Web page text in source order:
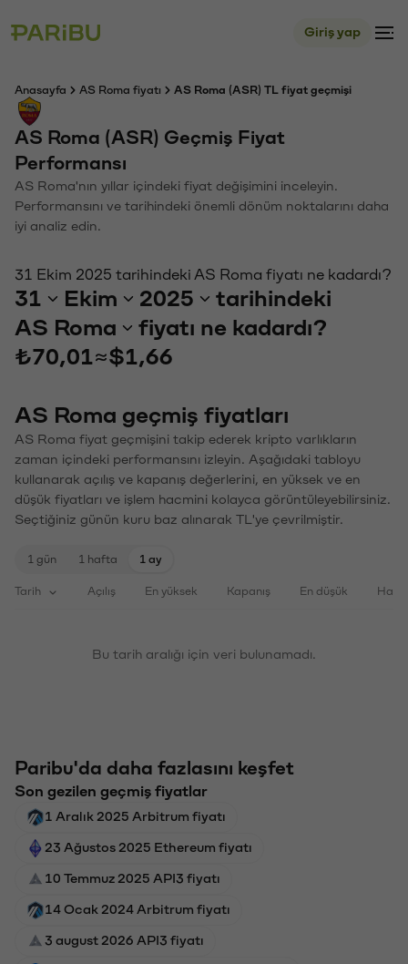
Giriş yap
Anasayfa AS Roma fiyatı AS Roma (ASR) TL fiyat geçmişi
AS Roma (ASR) Geçmiş Fiyat
Performansı
AS Roma'nın yıllar içindeki fiyat değişimini inceleyin.
Performansını ve tarihindeki önemli dönüm noktalarını daha
iyi analiz edin.
31 Ekim 2025 tarihindeki AS Roma fiyatı ne kadardı?
31 Ekim 2025
tarihindeki
AS Roma
fiyatı ne kadardı?
₺70,01≈$1,66
AS Roma geçmiş fiyatları
AS Roma fiyat geçmişini takip ederek kripto varlıkların
zaman içindeki performansını izleyin. Aşağıdaki tabloyu
kullanarak açılış ve kapanış değerlerini, en yüksek ve en
düşük fiyatları ve işlem hacmini kolayca görüntüleyebilirsiniz.
Seçtiğiniz günün kuru baz alınarak TL'ye çevrilmiştir.
1 gün 1 hafta 1 ay
Tarih Açılış En yüksek Kapanış En düşük
Bu tarih aralığı için veri bulunamadı.
Paribu'da daha fazlasını keşfet
Son gezilen geçmiş fiyatlar
1 Aralık 2025 Arbitrum fiyatı
23 Ağustos 2025 Ethereum fiyatı
10 Temmuz 2025 API3 fiyatı
14 Ocak 2024 Arbitrum fiyatı
3 august 2026 API3 fiyatı